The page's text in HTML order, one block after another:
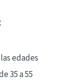
edades
35 a 55